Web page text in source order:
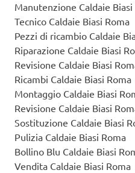
Manutenzione Caldaie Biasi
Tecnico Caldaie Biasi Roma
Pezzi di ricambio Caldaie
Riparazione Caldaie Biasi
Revisione Caldaie Biasi
Ricambi Caldaie Biasi Roma
Montaggio Caldaie Biasi
Revisione Caldaie Biasi
Sostituzione Caldaie Biasi
Pulizia Caldaie Biasi Roma
Bollino Blu Caldaie Biasi
Vendita Caldaie Biasi Roma